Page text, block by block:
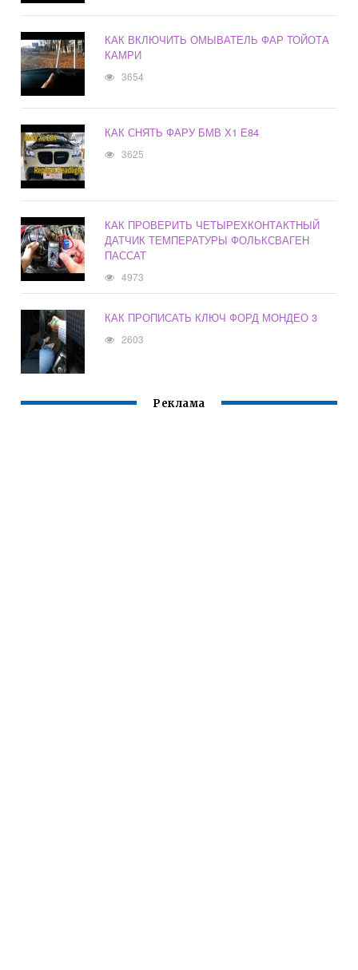
КАК ВКЛЮЧИТЬ ОМЫВАТЕЛЬ ФАР ТОЙОТА
КАМРИ
3654
КАК СНЯТЬ ФАРУ БМВ Х1 Е84
3625
КАК ПРОВЕРИТЬ ЧЕТЫРЕХКОНТАКТНЫЙ
ДАТЧИК ТЕМПЕРАТУРЫ ФОЛЬКСВАГЕН
ПАССАТ
4973
КАК ПРОПИСАТЬ КЛЮЧ ФОРД МОНДЕО 3
2603
Реклама